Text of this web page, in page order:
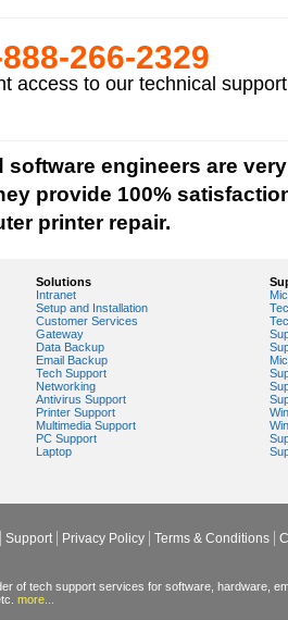
­266-­2329
access to our technical
software engineers are
provide 100%
printer repair.
Solutions
Intranet
Setup and Installation
Customer Services
Gateway
Data Backup
Email Backup
Tech Support
Networking
Antivirus Support
Printer Support
Multimedia Support
PC Support
Laptop
Support Privacy Policy Terms & Conditions
of tech support services for software, hardware,
more...